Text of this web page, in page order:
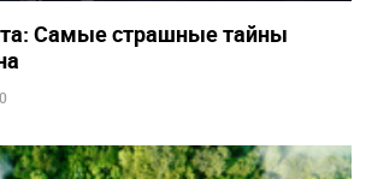
Самые страшные тайны